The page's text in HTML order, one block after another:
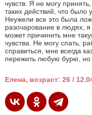
чувств. Я не могу
таких действий, что было
Неужели все это была
разочарование в людях,
может причинить мне
чувства. Не могу спать,
справиться, мне всегда
пережить любую бурю, но
Елена, возраст: 26 /